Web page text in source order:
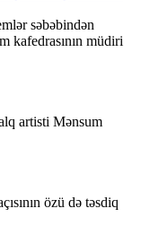
səbəbindən
kafedrasının müdiri
artisti Mənsum
özü də təsdiq